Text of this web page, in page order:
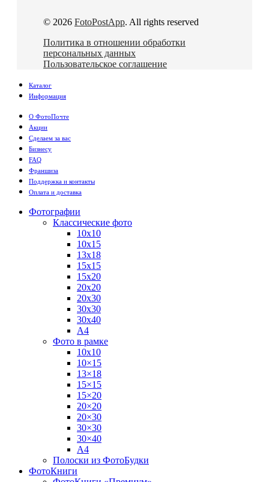
© 2026 FotoPostApp. All rights reserved
Политика в отношении обработки
персональных данных
Пользовательское соглашение
Каталог
Информация
О ФотоПочте
Акции
Сделаем за вас
Бизнесу
FAQ
Франшиза
Поддержка и контакты
Оплата и доставка
Фотографии
Классические фото
10х10
10х15
13х18
15х15
15х20
20х20
20х30
30х30
30х40
А4
Фото в рамке
10х10
10×15
13×18
15×15
15×20
20×20
20×30
30×30
30×40
A4
Полоски из ФотоБудки
ФотоКниги